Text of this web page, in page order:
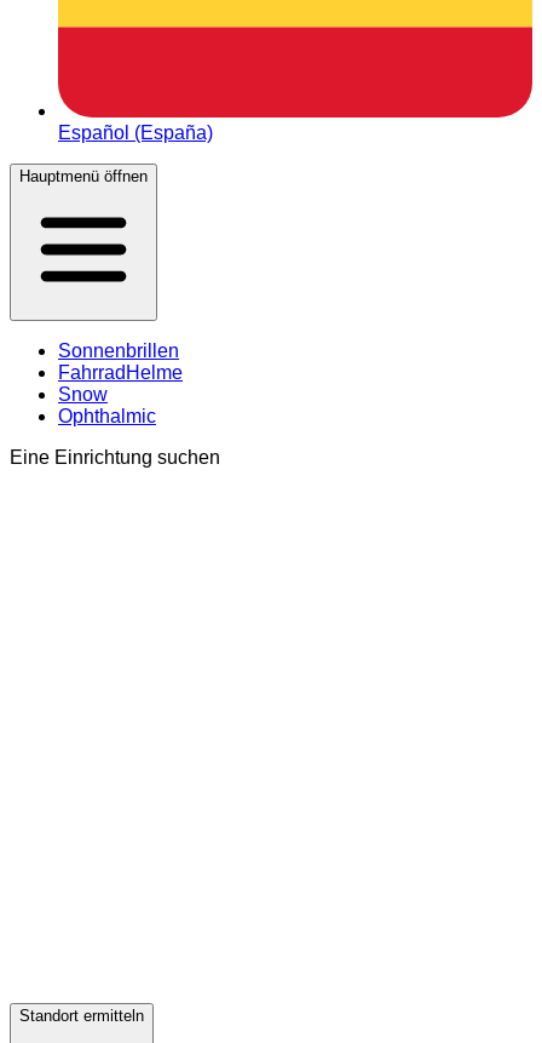
Español (España)
Hauptmenü öffnen
Sonnenbrillen
FahrradHelme
Snow
Ophthalmic
Eine Einrichtung suchen
Standort ermitteln